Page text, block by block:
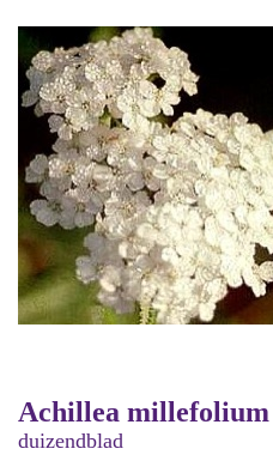
Achillea
duizendblad